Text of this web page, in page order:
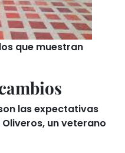
que muestran
las expectativas
un veterano